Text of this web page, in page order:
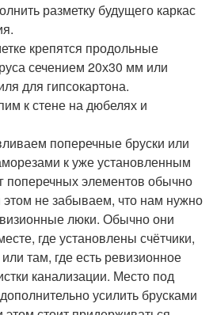
разметку будущего каркас
крепятся продольные
сечением 20х30 мм или
для гипсокартона.
к стене на дюбелях и
поперечные бруски или
к уже установленным
элементов обычно
не забываем, что нам нужно
люки. Обычно они
где установлены счётчики,
там, где есть ревизионное
канализации. Место под
усилить брусками